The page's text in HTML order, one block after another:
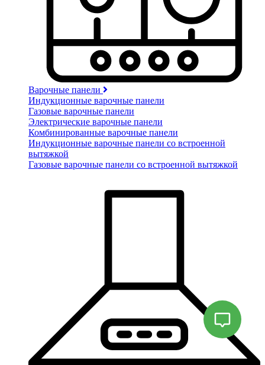
Варочные панели
Индукционные варочные панели
Газовые варочные панели
Электрические варочные панели
Комбинированные варочные панели
Индукционные варочные панели со встроенной
вытяжкой
Газовые варочные панели со встроенной вытяжкой